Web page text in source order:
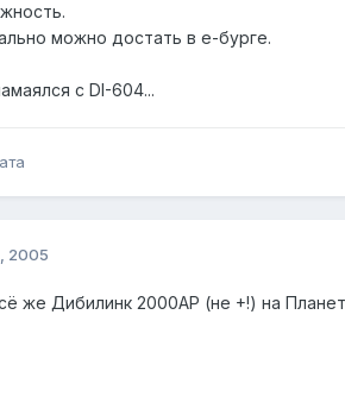
можно достать в е-бурге.
с DI-604...
2005
же Дибилинк 2000AP (не +!) на